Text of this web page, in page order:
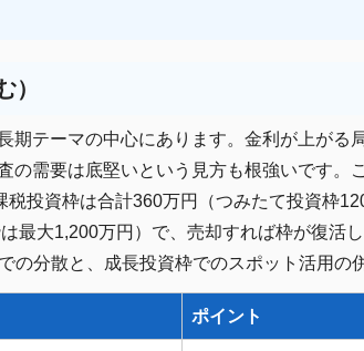
）
期テーマの中心にあります。金利が上がる
の需要は底堅いという見方も根強いです。
投資枠は合計360万円（つみたて投資枠
最大1,200万円）で、売却すれば枠が復活
分散と、成長投資枠でのスポット活用の
ポイント